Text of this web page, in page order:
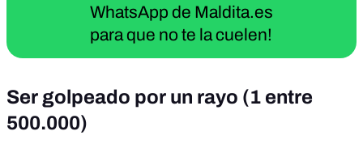
WhatsApp de Maldita.es
para que no te la cuelen!
Ser golpeado por un rayo (1 entre
500.000)